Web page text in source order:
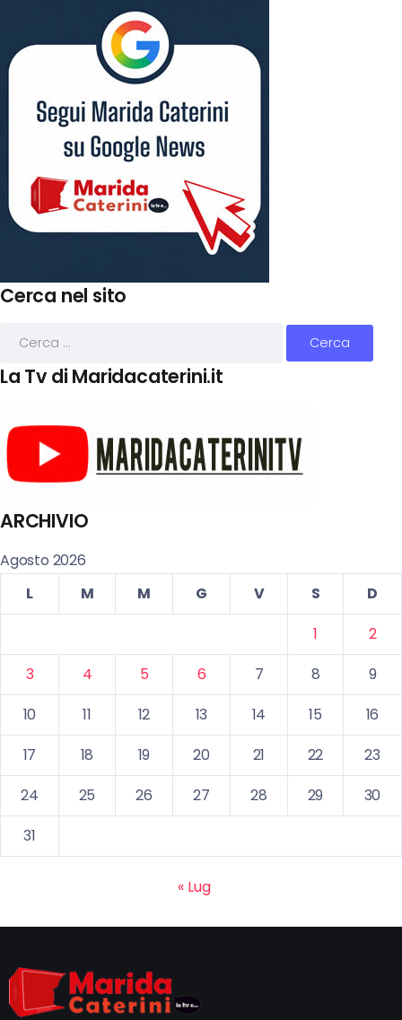
Cerca nel sito
La Tv di Maridacaterini.it
ARCHIVIO
Agosto 2026
L
M M G V S
D
1
2
3
4 5 6 7 8
9
10
11 12 13 14 15
16
17
18 19 20 21 22
23
24
25 26 27 28 29
30
31
« Lug